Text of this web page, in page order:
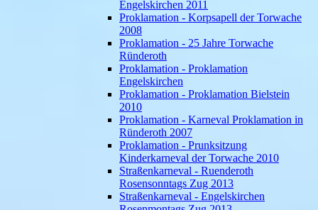
Engelskirchen 2011
Proklamation - Korpsapell der Torwache
2008
Proklamation - 25 Jahre Torwache
Ründeroth
Proklamation - Proklamation
Engelskirchen
Proklamation - Proklamation Bielstein
2010
Proklamation - Karneval Proklamation in
Ründeroth 2007
Proklamation - Prunksitzung
Kinderkarneval der Torwache 2010
Straßenkarneval - Ruenderoth
Rosensonntags Zug 2013
Straßenkarneval - Engelskirchen